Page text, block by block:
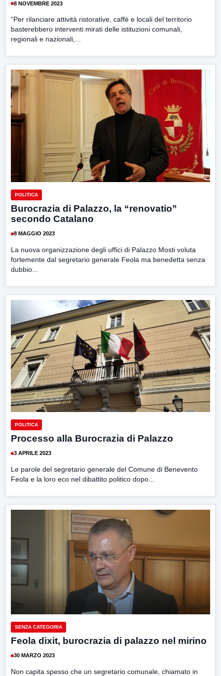
8 NOVEMBRE 2023
“Per rilanciare attività ristorative, caffè e locali del territorio
basterebbero interventi mirati delle istituzioni comunali,
regionali e nazionali,...
POLITICA
Burocrazia di Palazzo, la “renovatio”
secondo Catalano
8 MAGGIO 2023
La nuova organizzazione degli uffici di Palazzo Mosti voluta
fortemente dal segretario generale Feola ma benedetta senza
dubbio...
POLITICA
Processo alla Burocrazia di Palazzo
3 APRILE 2023
Le parole del segretario generale del Comune di Benevento
Feola e la loro eco nel dibattito politico dopo...
SENZA CATEGORIA
Feola dixit, burocrazia di palazzo nel mirino
30 MARZO 2023
Non capita spesso che un segretario comunale, chiamato in